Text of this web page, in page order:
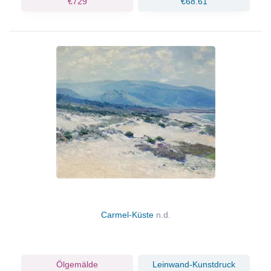
Carmel-Küste n.d.
Ölgemälde Leinwand-Kunstdruck